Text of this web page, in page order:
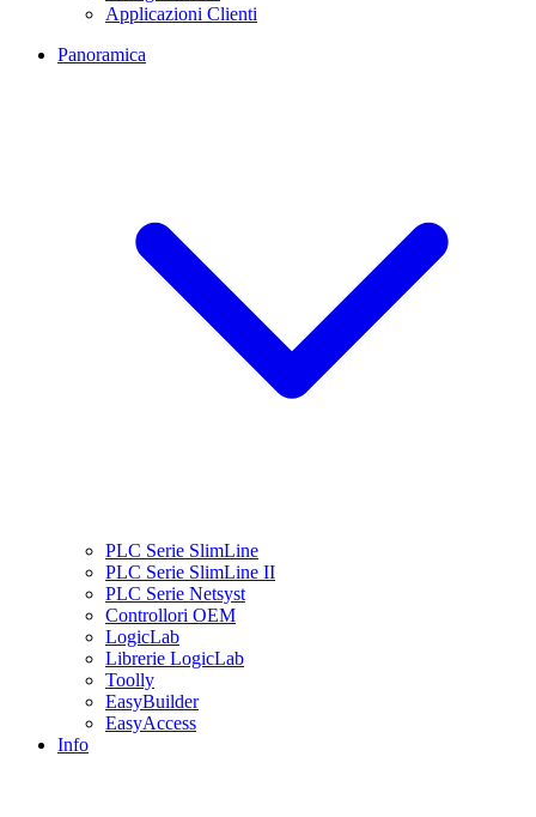
Applicazioni Clienti
Panoramica
PLC Serie SlimLine
PLC Serie SlimLine II
PLC Serie Netsyst
Controllori OEM
LogicLab
Librerie LogicLab
Toolly
EasyBuilder
EasyAccess
Info